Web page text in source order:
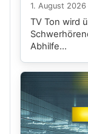
1. August 2026
TV Ton wird
Abhilfe...